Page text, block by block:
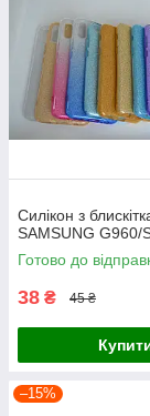
Силікон з
SAMSUNG G960/
Готово до
38 ₴ 45 ₴
–15%